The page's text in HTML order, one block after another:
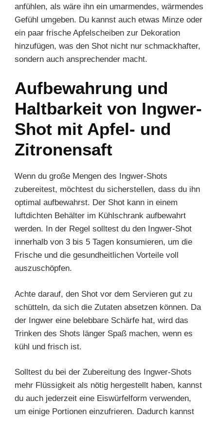
anfühlen, als wäre ihn ein umarmendes, wärmendes
Gefühl umgeben. Du kannst auch etwas Minze oder
ein paar frische Apfelscheiben zur Dekoration
hinzufügen, was den Shot nicht nur schmackhafter,
sondern auch ansprechender macht.
Aufbewahrung und
Haltbarkeit von Ingwer-
Shot mit Apfel- und
Zitronensaft
Wenn du große Mengen des Ingwer-Shots
zubereitest, möchtest du sicherstellen, dass du ihn
optimal aufbewahrst. Der Shot kann in einem
luftdichten Behälter im Kühlschrank aufbewahrt
werden. In der Regel solltest du den Ingwer-Shot
innerhalb von 3 bis 5 Tagen konsumieren, um die
Frische und die gesundheitlichen Vorteile voll
auszuschöpfen.
Achte darauf, den Shot vor dem Servieren gut zu
schütteln, da sich die Zutaten absetzen können. Da
der Ingwer eine belebbare Schärfe hat, wird das
Trinken des Shots länger Spaß machen, wenn es
kühl und frisch ist.
Solltest du bei der Zubereitung des Ingwer-Shots
mehr Flüssigkeit als nötig hergestellt haben, kannst
du auch jederzeit eine Eiswürfelform verwenden,
um einige Portionen einzufrieren. Dadurch kannst